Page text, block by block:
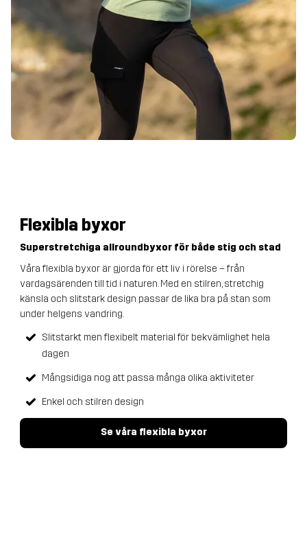
Flexibla byxor
Superstretchiga allroundbyxor för både stig och stad
Våra flexibla byxor är gjorda för ett liv i rörelse – från
vardagsärenden till tid i naturen. Med en stilren, stretchig
känsla och slitstark design passar de lika bra på stan som
under helgens vandring.
Slitstarkt men flexibelt material för bekvämlighet hela
dagen
Mångsidiga nog att passa många olika aktiviteter
Enkel och stilren design
Se våra flexibla byxor